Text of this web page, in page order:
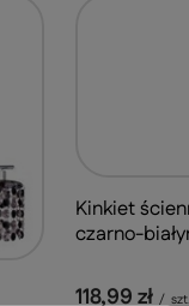
Kinkiet
czarno-
118,99 zł / szt.